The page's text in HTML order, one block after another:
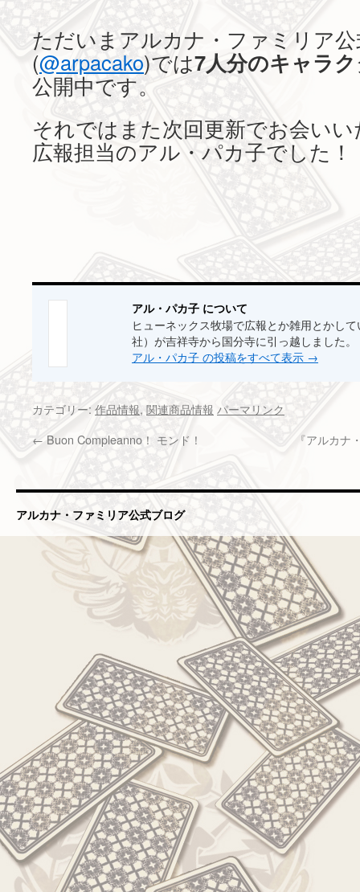
ただいまアルカナ・ファミリア
(@arpacako)では7人分のキャラ
公開中です。
それではまた次回更新でお会い
広報担当のアル・パカ子でした！
アル・パカ子 について
ヒューネックス牧場で広報とか雑用とかし
社）が吉祥寺から国分寺に引っ越しました。
アル・パカ子 の投稿をすべて表示 →
カテゴリー: 作品情報, 関連商品情報 パーマリンク
← Buon Compleanno！ モンド！ 『アルカ
アルカナ・ファミリア公式ブログ